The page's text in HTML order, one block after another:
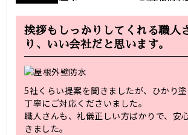
挨拶もしっかりしてくれる職人
り、いい会社だと思います。
5社くらい提案を聞きましたが、ひかり
丁寧にご対応くださいました。
職人さんも、礼儀正しい方ばかりで、安
きました。